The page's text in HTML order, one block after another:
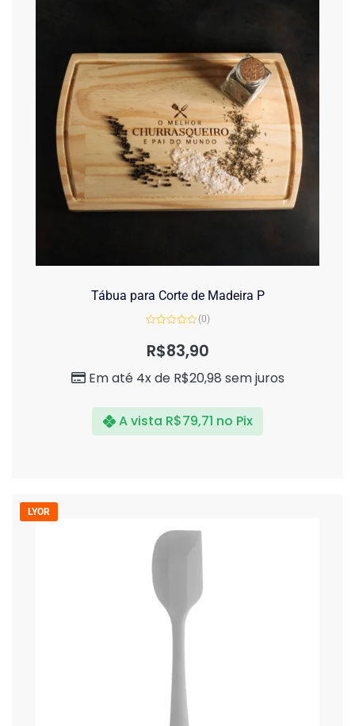
Tábua para Corte de Madeira P
de
(0)
R$83,90
Em até 4x de R$20,98 sem juros
A vista R$79,71 no Pix
LYOR